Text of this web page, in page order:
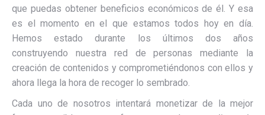
que puedas obtener beneficios económicos de él. Y esa
es el momento en el que estamos todos hoy en día.
Hemos estado durante los últimos dos años
construyendo nuestra red de personas mediante la
creación de contenidos y comprometiéndonos con ellos y
ahora llega la hora de recoger lo sembrado.
Cada uno de nosotros intentará monetizar de la mejor